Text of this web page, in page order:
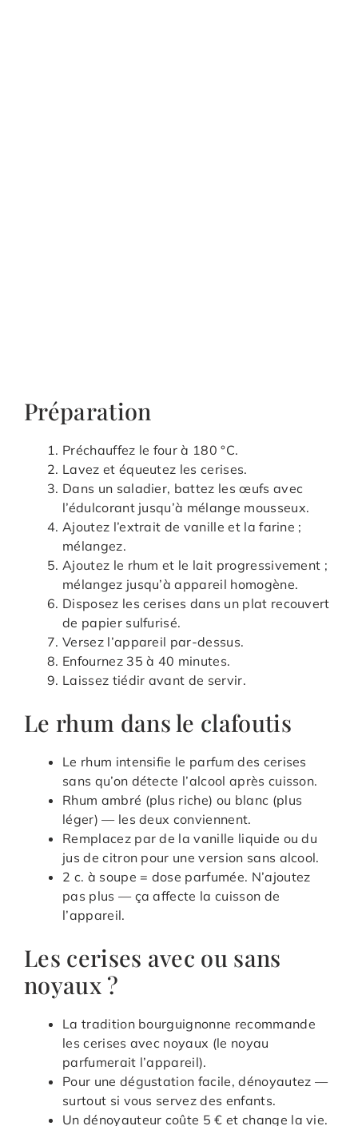
Préparation
Préchauffez le four à 180 °C.
Lavez et équeutez les cerises.
Dans un saladier, battez les œufs avec
l’édulcorant jusqu’à mélange mousseux.
Ajoutez l’extrait de vanille et la farine ;
mélangez.
Ajoutez le rhum et le lait progressivement ;
mélangez jusqu’à appareil homogène.
Disposez les cerises dans un plat recouvert
de papier sulfurisé.
Versez l’appareil par-dessus.
Enfournez 35 à 40 minutes.
Laissez tiédir avant de servir.
Le rhum dans le clafoutis
Le rhum intensifie le parfum des cerises
sans qu’on détecte l’alcool après cuisson.
Rhum ambré (plus riche) ou blanc (plus
léger) — les deux conviennent.
Remplacez par de la vanille liquide ou du
jus de citron pour une version sans alcool.
2 c. à soupe = dose parfumée. N’ajoutez
pas plus — ça affecte la cuisson de
l’appareil.
Les cerises avec ou sans
noyaux ?
La tradition bourguignonne recommande
les cerises avec noyaux (le noyau
parfumerait l’appareil).
Pour une dégustation facile, dénoyautez —
surtout si vous servez des enfants.
Un dénoyauteur coûte 5 € et change la vie.